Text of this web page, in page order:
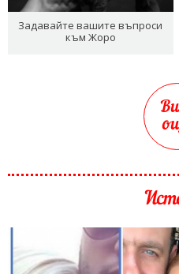
Задавайте вашите въпроси
към Жоро